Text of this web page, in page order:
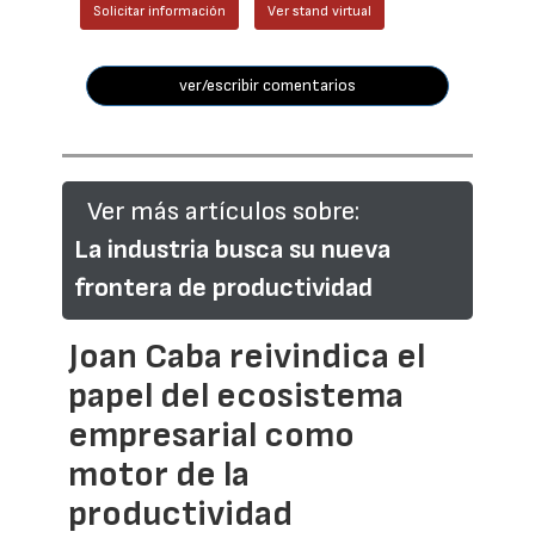
Solicitar información Ver stand virtual
ver/escribir comentarios
Ver más artículos sobre:
La industria busca su nueva
frontera de productividad
Joan Caba reivindica el
papel del ecosistema
empresarial como
motor de la
productividad